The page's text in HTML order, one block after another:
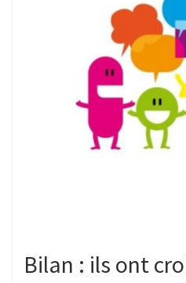
Bilan : ils ont